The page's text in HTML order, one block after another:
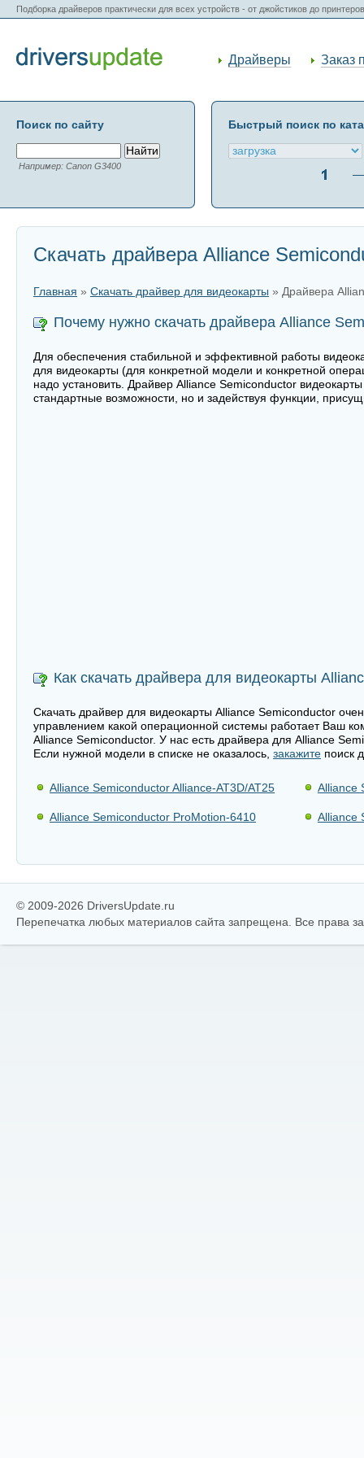
Подборка драйверов практически для всех устройств - от джойстиков до
Драйверы Заказ
Поиск по сайту
Например: Canon G3400
Быстрый поиск по
Скачать драйвера Alliance
Главная » Скачать драйвер для видеокарты » Драйвера
Почему нужно скачать драйвера Alliance
Для обеспечения стабильной и эффективной работы
для видеокарты (для конкретной модели и конкретной
надо установить. Драйвер Alliance Semiconductor
стандартные возможности, но и задействуя функции,
Как скачать драйвера для видеокарты
Скачать драйвер для видеокарты Alliance Semiconductor
управлением какой операционной системы работает Ваш
Alliance Semiconductor. У нас есть драйвера для Alliance
Если нужной модели в списке не оказалось, закажите поиск
Alliance Semiconductor Alliance-AT3D/AT25
Alliance Semiconductor ProMotion-6410
Alliance
Alliance
© 2009-2026 DriversUpdate.ru
Перепечатка любых материалов сайта запрещена. Все права